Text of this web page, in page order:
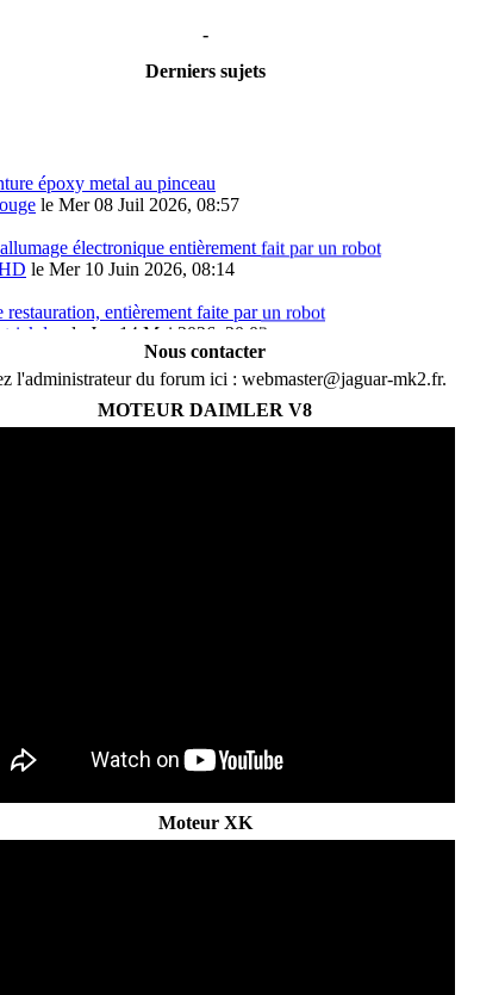
-
Derniers sujets
époxy metal au pinceau
le Mer 08 Juil 2026, 08:57
électronique entièrement fait par un robot
le Mer 10 Juin 2026, 08:14
restauration, entièrement faite par un robot
le Jeu 14 Mai 2026, 20:03
le Ven 01 Mai 2026, 09:37
de rails porte voiture.
sur le forum
le Dim 16 Nov 2025, 17:05
Nous contacter
l'administrateur du forum ici : webmaster@jaguar-mk2.fr.
MOTEUR DAIMLER V8
Moteur XK